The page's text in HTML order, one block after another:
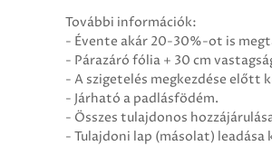
További információk:
- Évente akár 20-30%-ot is
- Párazáró fólia + 30 cm
- A szigetelés megkezdése előtt
- Járható a padlásfödém.
- Összes tulajdonos
- Tulajdoni lap (másolat) leadása